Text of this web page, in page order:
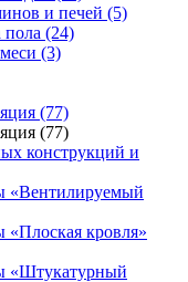
и печей (5)
пола (24)
(3)
(77)
(77)
конструкций и
«Вентилируемый
«Плоская кровля»
«Штукатурный